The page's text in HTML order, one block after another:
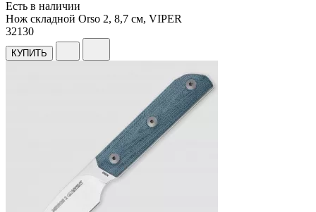
Есть в наличии
Нож складной Orso 2, 8,7 см, VIPER
32130
КУПИТЬ